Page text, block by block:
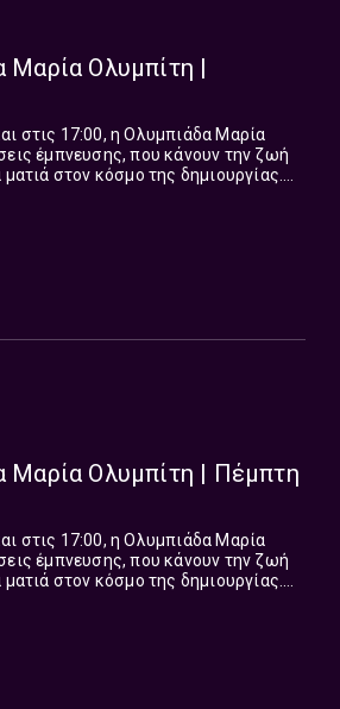
Μαρία Ολυμπίτη |
στις 17:00, η Ολυμπιάδα Μαρία
έμπνευσης, που κάνουν την ζωή
στον κόσμο της δημιουργίας.
Μαρία Ολυμπίτη | Πέμπτη
στις 17:00, η Ολυμπιάδα Μαρία
έμπνευσης, που κάνουν την ζωή
στον κόσμο της δημιουργίας.